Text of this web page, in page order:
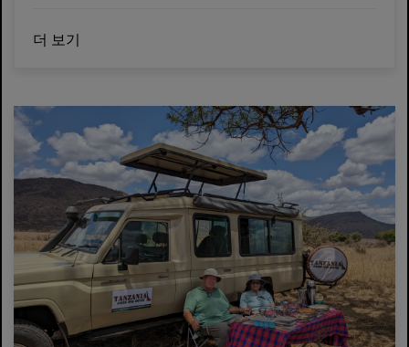
더 보기